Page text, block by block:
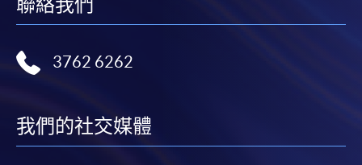
交下期學費的學員，提供網上服務，如學員就讀的課
Pay) 、「支付寶」(Online Alipay) 或 「轉數快」(FPS)
聯絡我們
3762 6262
我們的社交媒體